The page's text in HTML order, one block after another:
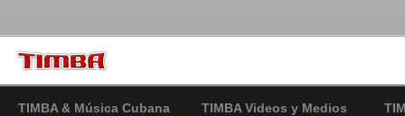
TIMBA & Música Cubana TIMBA Videos y Medios